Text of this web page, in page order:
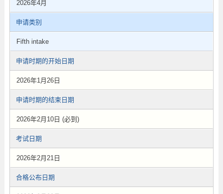
2026年4月
申请类别
Fifth intake
申请时期的开始日期
2026年1月26日
申请时期的结束日期
2026年2月10日 (必到)
考试日期
2026年2月21日
合格公布日期